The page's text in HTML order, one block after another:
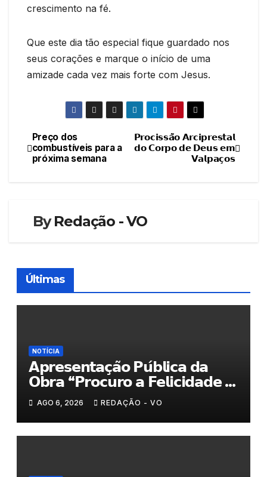
crescimento na fé.
Que este dia tão especial fique guardado nos
seus corações e marque o início de uma
amizade cada vez mais forte com Jesus.
Navegação
de
𝗣𝗿𝗼𝗰𝗶𝘀𝘀𝗮̃𝗼 𝗔𝗿𝗰𝗶𝗽𝗿𝗲𝘀𝘁𝗮𝗹
𝗱𝗼 𝗖𝗼𝗿𝗽𝗼 𝗱𝗲 𝗗𝗲𝘂𝘀 𝗲𝗺
𝗩𝗮𝗹𝗽𝗮𝗰̧𝗼𝘀
Preço dos
combustíveis para a
próxima semana
ByRedação - VO
Últimas
NOTÍCIA
𝗔𝗽𝗿𝗲𝘀𝗲𝗻𝘁𝗮𝗰̧𝗮̃𝗼 𝗣𝘂́𝗯𝗹𝗶𝗰𝗮 𝗱𝗮
𝗢𝗯𝗿𝗮 “𝗣𝗿𝗼𝗰𝘂𝗿𝗼 𝗮 𝗙𝗲𝗹𝗶𝗰𝗶𝗱𝗮𝗱𝗲 𝗲
𝗲𝗹𝗮 𝗺𝗼𝗿𝗮 𝗰𝗼𝗺𝗶𝗴𝗼”
AGO 6, 2026 REDAÇÃO - VO